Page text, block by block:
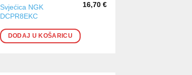
Svjećica NGK
DCPR8EKC
16,70 €
DODAJ U KOŠARICU